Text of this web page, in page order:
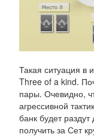
Такая ситуация в
Three of a kind.
пары. Очевидно,
агрессивной
банк будет
получить за Сет